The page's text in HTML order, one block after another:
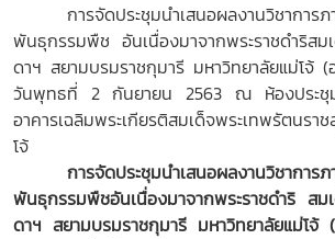
การจัดประชุมนำเสนอผลงานวิชาการภา
พันธุกรรมพืช อันเนื่องมาจากพระราชดำริสม
ดาฯ สยามบรมราชกุมารี มหาวิทยาลัยแม่โจ้
วันพุทธที่ 2 กันยายน 2563 ณ ห้องประชุ
อาคารเฉลิมพระเกียรติสมเด็จพระเทพรัตนร
โจ้
การจัดประชุมนำเสนอผลงานวิชาการ
พันธุกรรมพืชอันเนื่องมาจากพระราชดำริ สม
ดาฯ สยามบรมราชกุมารี มหาวิทยาลัยแม่โ